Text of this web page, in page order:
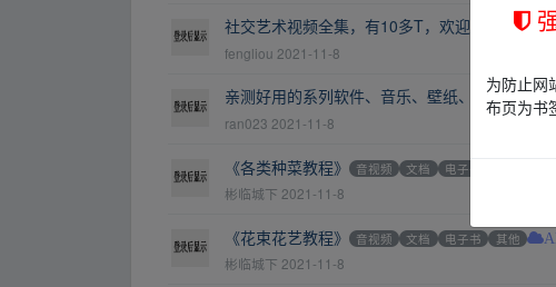
社交艺术视频全集，有10多T，欢迎自取 音视频
fengliou 2021-11-8
亲测好用的系列软件、音乐、壁纸、书籍、精
ran023 2021-11-8
《各类种菜教程》 音视频 文档 电子书
彬临城下 2021-11-8
《花束花艺教程》 音视频 文档 电子书 其他
彬临城下 2021-11-8
为防止网
布页为书